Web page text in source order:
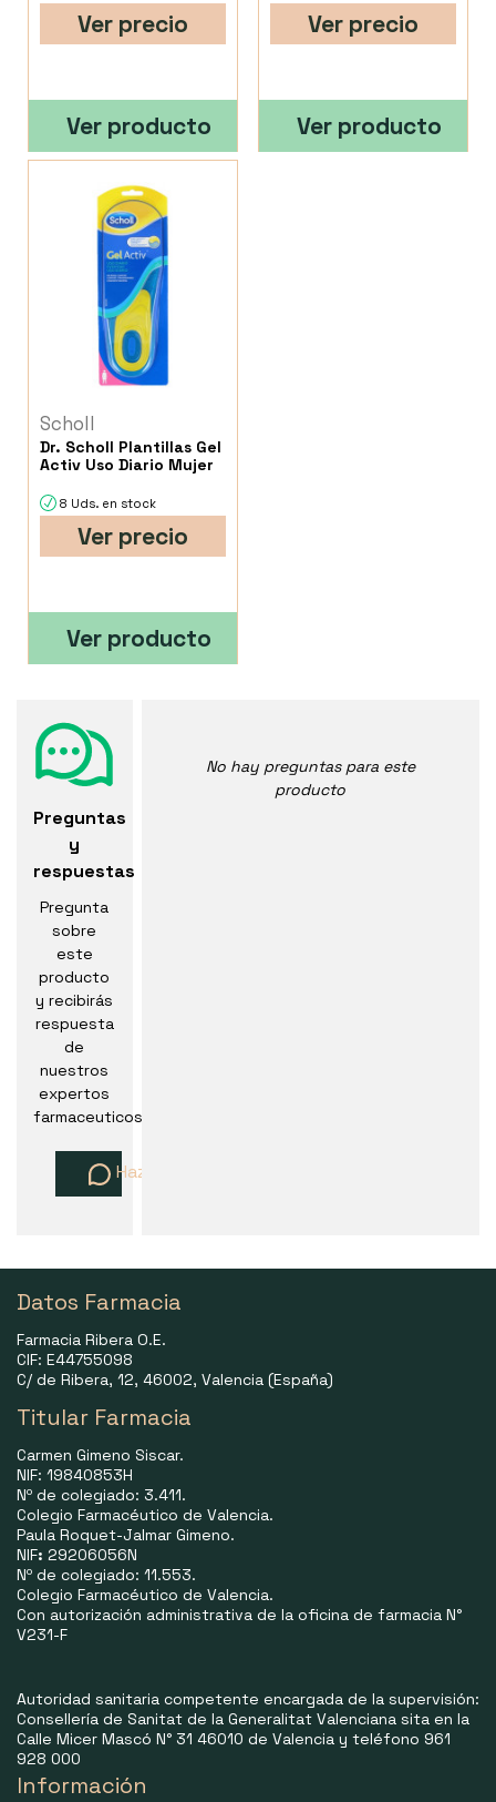
Ver precio
Ver producto
Ver precio
Ver producto
Scholl
Dr. Scholl Plantillas Gel
Activ Uso Diario Mujer
8 Uds. en stock
Ver precio
Ver producto
Preguntas
y
respuestas
Pregunta
sobre
este
producto
y recibirás
respuesta
de
nuestros
expertos
farmaceuticos
Haz una pregunta
No hay preguntas para este
producto
Datos Farmacia
Farmacia Ribera O.E.
CIF: E44755098
C/ de Ribera, 12, 46002, Valencia (España)
Titular Farmacia
Carmen Gimeno Siscar.
NIF: 19840853H
Nº de colegiado: 3.411.
Colegio Farmacéutico de Valencia.
Paula Roquet-Jalmar Gimeno.
NIF: 29206056N
Nº de colegiado: 11.553.
Colegio Farmacéutico de Valencia.
Con autorización administrativa de la oficina de farmacia N°
V231-F
Autoridad sanitaria competente encargada de la supervisión:
Consellería de Sanitat de la Generalitat Valenciana sita en la
Calle Micer Mascó N° 31 46010 de Valencia y teléfono 961
928 000
Información